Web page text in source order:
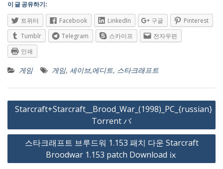
이 글 공유하기:
트위터 Facebook LinkedIn 구글
Pinterest
Tumblr
Telegram 스카이프
전자우편
인쇄
게임 게임, 세이브,에디트, 스타크래프트
글
비
이
Starcraft+Starcraft__Brood_War_(1998)_PC_{russian}
Torrent バ
스타크래프트 브루드워 1.153 패치 다운 Starcraft
Broodwar 1.153 patch Download ⅸ